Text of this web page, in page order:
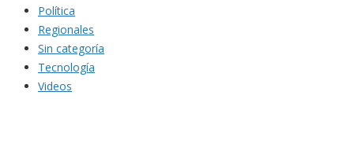
Política
Regionales
Sin categoría
Tecnología
Videos